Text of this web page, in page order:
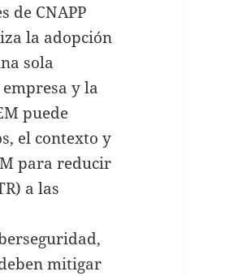
de CNAPP
la adopción
sola
y la
puede
el contexto y
para reducir
a las
mitigar